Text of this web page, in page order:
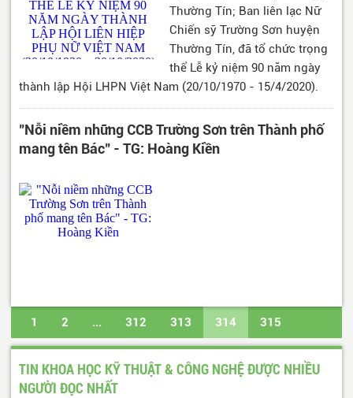
Thường Tín; Ban liên lạc Nữ
Chiến sỹ Trường Sơn huyện
Thường Tín, đã tổ chức trọng
thể Lễ kỷ niệm 90 năm ngày
thành lập Hội LHPN Việt Nam (20/10/1970 - 15/4/2020).
"Nỗi niềm những CCB Trường Sơn trên Thành phố
mang tên Bác" - TG: Hoàng Kiền
1 2 ... 312 313 314 315
316 ... 647 648 Trang cuối
TIN KHOA HỌC KỸ THUẬT & CÔNG NGHỆ ĐƯỢC NHIỀU
NGƯỜI ĐỌC NHẤT